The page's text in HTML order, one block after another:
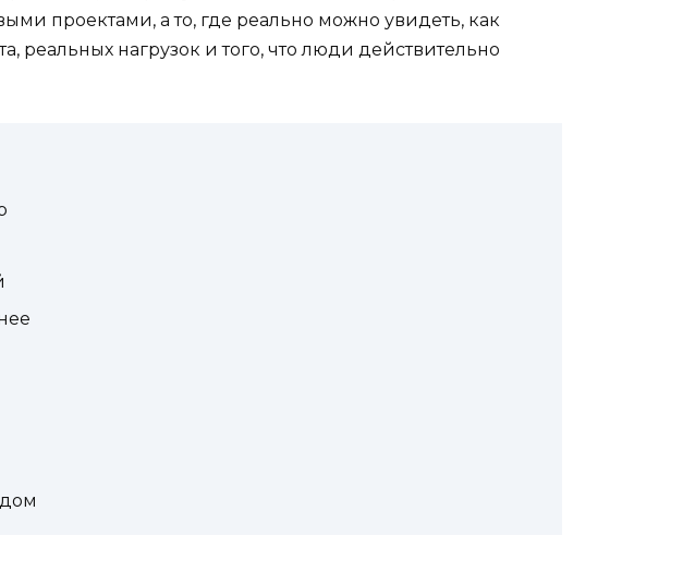
проектами, а то, где реально можно увидеть, как
реальных нагрузок и того, что люди действительно